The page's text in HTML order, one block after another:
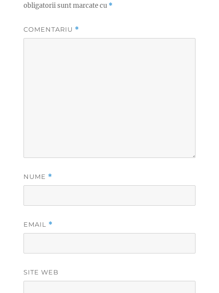
obligatorii sunt marcate cu *
COMENTARIU *
NUME *
EMAIL *
SITE WEB